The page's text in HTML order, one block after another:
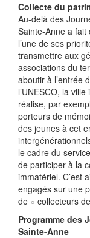
Collecte du
Au-delà des
Sainte-Anne a fait
l’une de ses
transmettre aux
associations du
aboutir à l’entrée
l’UNESCO, la
réalise, par
porteurs de
des jeunes à cet
le cadre du
de participer à la
immatériel. C’est
engagés sur une
de « collecteurs
Programme des
Sainte-Anne